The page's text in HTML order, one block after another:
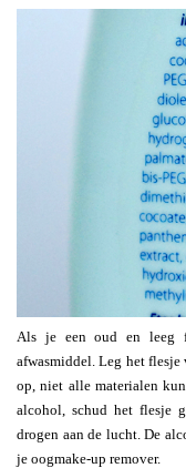
Als je een oud en leeg
afwasmiddel. Leg het
op, niet alle materialen
alcohol, schud het flesje
drogen aan de lucht. De
je oogmake-up remover.